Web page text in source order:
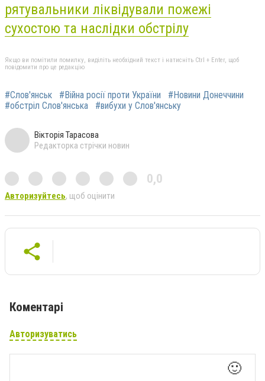
рятувальники ліквідували пожежі
сухостою та наслідки обстрілу
Якщо ви помітили помилку, виділіть необхідний текст і натисніть Ctrl + Enter, щоб
повідомити про це редакцію
#Слов'янськ #Війна росії проти України
#Новини Донеччини
#обстріл Слов'янська
#вибухи у Слов'янську
Вікторія Тарасова
Редакторка стрічки новин
0,0
Авторизуйтесь, щоб оцінити
Коментарі
Авторизуватись
🙂